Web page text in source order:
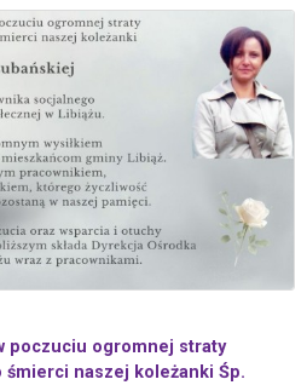
poczuciu ogromnej straty
śmierci naszej koleżanki Śp.